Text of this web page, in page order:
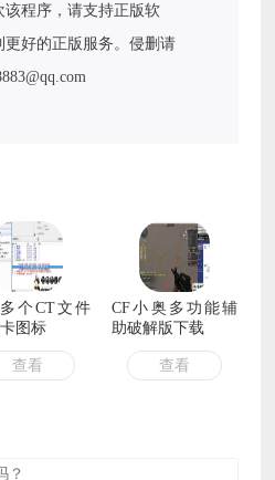
该程序，请支持正版软
更好的正版服务。侵删请
个CT文件
图标
查看
CF小奥多功能辅
助破解版下载
查看